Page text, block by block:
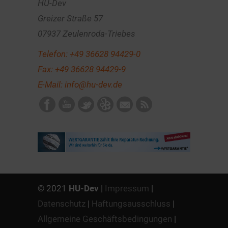
HU-Dev
Greizer Straße 57
07937 Zeulenroda-Triebes
Telefon: +49 36628 94429-0
Fax: +49 36628 94429-9
E-Mail: info@hu-dev.de
© 2021 HU-Dev | Impressum |
Datenschutz | Haftungsausschluss |
Allgemeine Geschäftsbedingungen |